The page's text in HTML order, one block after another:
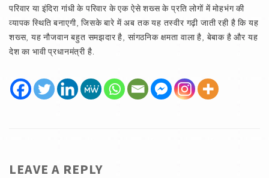
परिवार या इंदिरा गांधी के परिवार के एक ऐसे शख्स के प्रति लोगों में मोहभंग की
व्यापक स्थिति बनाएगी, जिसके बारे में अब तक यह तस्वीर गढ़ी जाती रही है कि यह
शख्स, यह नौजवान बहुत समझदार है, सांगठनिक क्षमता वाला है, बेबाक है और यह
देश का भावी प्रधानमंत्री है.
LEAVE A REPLY